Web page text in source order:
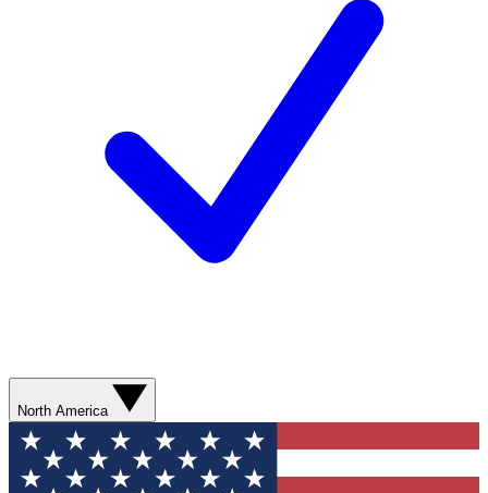
North America